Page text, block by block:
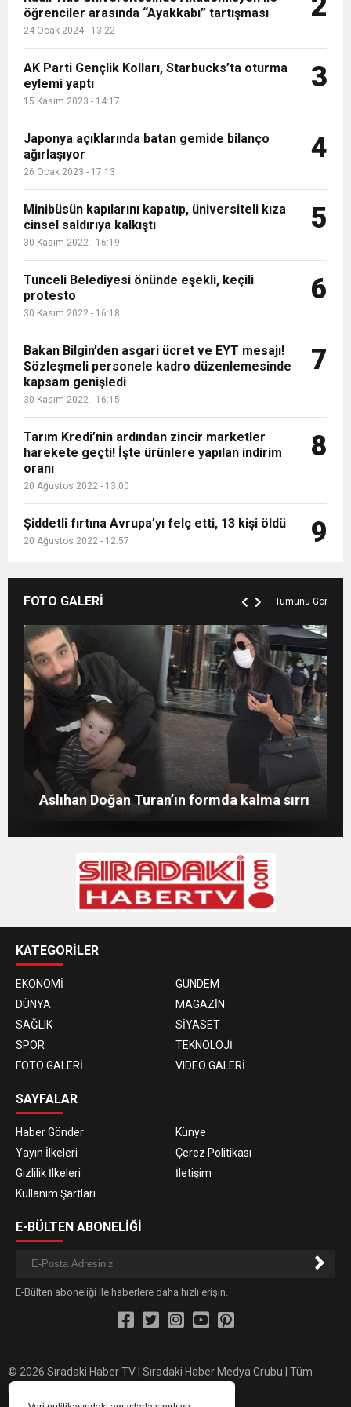
protesto
16:15 Bakan Bilgin’den asgari ücret ve EYT mesajı!
Sözleşmeli personele kadro düzenlemesinde
13:00 Tarım Kredi’nin ardından zincir marketler
oranı
12:54 Gaziantep’te zincirleme kaza! 16 kişi hayatını
kaybetti
19:42 Instagram’da erkeklere tuzak!
öğrenciler arasında “Ayakkabı” tartışması
24 Ocak 2024 - 13:22
AK Parti Gençlik Kolları, Starbucks’ta oturma
eylemi yaptı
15 Kasım 2023 - 14:17
3
Japonya açıklarında batan gemide bilanço
ağırlaşıyor
26 Ocak 2023 - 17:13
4
Minibüsün kapılarını kapatıp, üniversiteli kıza
cinsel saldırıya kalkıştı
30 Kasım 2022 - 16:19
5
Tunceli Belediyesi önünde eşekli, keçili
protesto
30 Kasım 2022 - 16:18
6
Bakan Bilgin’den asgari ücret ve EYT mesajı!
Sözleşmeli personele kadro düzenlemesinde
kapsam genişledi
30 Kasım 2022 - 16:15
7
Tarım Kredi’nin ardından zincir marketler
harekete geçti! İşte ürünlere yapılan indirim
oranı
20 Ağustos 2022 - 13:00
8
Şiddetli fırtına Avrupa’yı felç etti, 13 kişi öldü
20 Ağustos 2022 - 12:57 9
FOTO GALERİ Tümünü Gör
Evlat mücadelesi veren baba: “Biz
ağlarken HDP’liler düğün yapıyor”
Aslıhan Doğan Turan’ın formda kalma sırrı
Merve Boluğur kahkahalarıyla dikkat çekti
Merve Şarapçıoğlu’dan eski eşi Berk
Oktay’a gönderme
KATEGORİLER
EKONOMİ
GÜNDEM
DÜNYA
MAGAZİN
SAĞLIK
SİYASET
SPOR
TEKNOLOJİ
FOTO GALERİ
VIDEO GALERİ
SAYFALAR
Haber Gönder
Künye
Yayın İlkeleri
Çerez Politikası
Gizlilik İlkeleri
İletişim
Kullanım Şartları
E-BÜLTEN ABONELİĞİ
E-Bülten aboneliği ile haberlere daha hızlı erişin.
© 2026 Sıradaki Haber TV | Sıradaki Haber Medya Grubu | Tüm
hakları saklıdır.